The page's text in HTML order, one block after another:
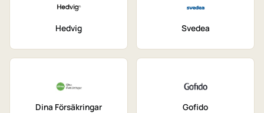
Hedvig Svedea
Dina Försäkringar Gofido